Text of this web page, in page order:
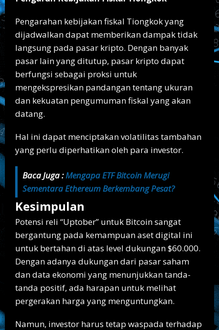
Pengarahan kebijakan fiskal Tiongkok yang
dijadwalkan dapat memberikan dampak tidak
langsung pada pasar kripto. Dengan banyak
pasar lain yang ditutup, pasar kripto dapat
berfungsi sebagai proksi untuk
mengekspresikan pandangan tentang ukuran
dan kekuatan pengumuman fiskal yang akan
datang.
Hal ini dapat menciptakan volatilitas tambahan
yang perlu diperhatikan oleh para investor.
Baca Juga :Mengapa ETF Bitcoin Merugi
Sementara Ethereum Berkembang Pesat?
Kesimpulan
Potensi reli “Uptober” untuk Bitcoin sangat
bergantung pada kemampuan aset digital ini
untuk bertahan di atas level dukungan $60.000.
Dengan adanya dukungan dari pasar saham
dan data ekonomi yang menunjukkan tanda-
tanda positif, ada harapan untuk melihat
pergerakan harga yang menguntungkan.
Namun, investor harus tetap waspada terhadap